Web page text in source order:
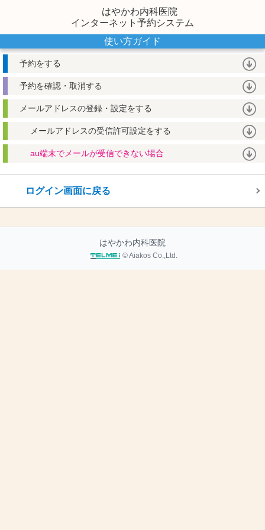
はやかわ内科医院
インターネット予約システム
使い方ガイド
予約をする
予約を確認・取消する
メールアドレスの登録・設定をする
メールアドレスの受信許可設定をする
au端末でメールが受信できない場合
ログイン画面に戻る
はやかわ内科医院
© Aiakos Co.,Ltd.